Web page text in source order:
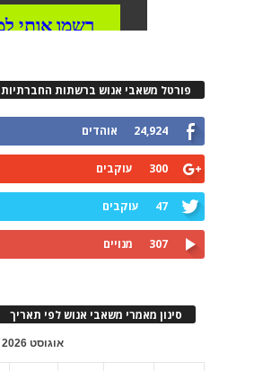
פורטל משאבי אנוש ברשתות החברתיות
24,924 אוהדים
300 עוקבים
47 עוקבים
307 מנויים
סינון מאמרי משאבי אנוש לפי תאריך
אוגוסט 2026